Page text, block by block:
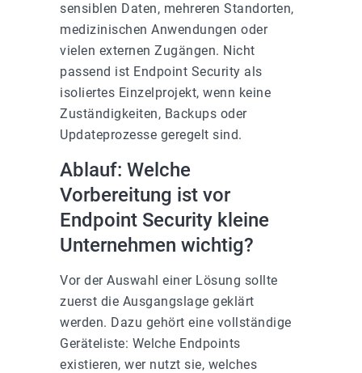
sensiblen Daten, mehreren Standorten,
medizinischen Anwendungen oder
vielen externen Zugängen. Nicht
passend ist Endpoint Security als
isoliertes Einzelprojekt, wenn keine
Zuständigkeiten, Backups oder
Updateprozesse geregelt sind.
Ablauf: Welche
Vorbereitung ist vor
Endpoint Security kleine
Unternehmen wichtig?
Vor der Auswahl einer Lösung sollte
zuerst die Ausgangslage geklärt
werden. Dazu gehört eine vollständige
Geräteliste: Welche Endpoints
existieren, wer nutzt sie, welches